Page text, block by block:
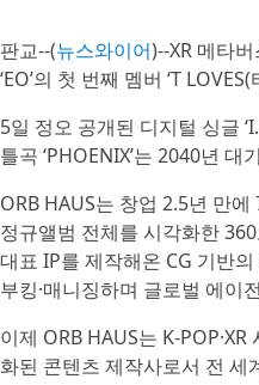
판교--(뉴스와이어)--XR 메타
‘EO’의 첫 번째 멤버 ‘T
5일 정오 공개된 디지털 싱글
틀곡 ‘PHOENIX’는 2040년
ORB HAUS는 창업 2.5년 만
정규앨범 전체를 시각화한
대표 IP를 제작해온 CG 기반
부킹·매니징하며 글로벌 에이
이제 ORB HAUS는 K-
화된 콘텐츠 제작사로서 전 세